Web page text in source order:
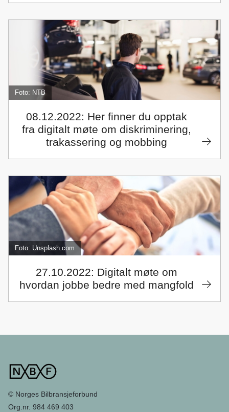
Foto: NTB
08.12.2022: Her finner du opptak
fra digitalt møte om diskriminering,
trakassering og mobbing
Foto: Unsplash.com
27.10.2022: Digitalt møte om
hvordan jobbe bedre med mangfold
© Norges Bilbransjeforbund
Org.nr. 984 469 403